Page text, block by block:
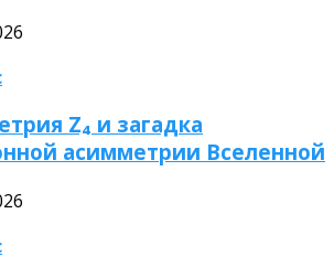
Z₄ и загадка
асимметрии Вселенной